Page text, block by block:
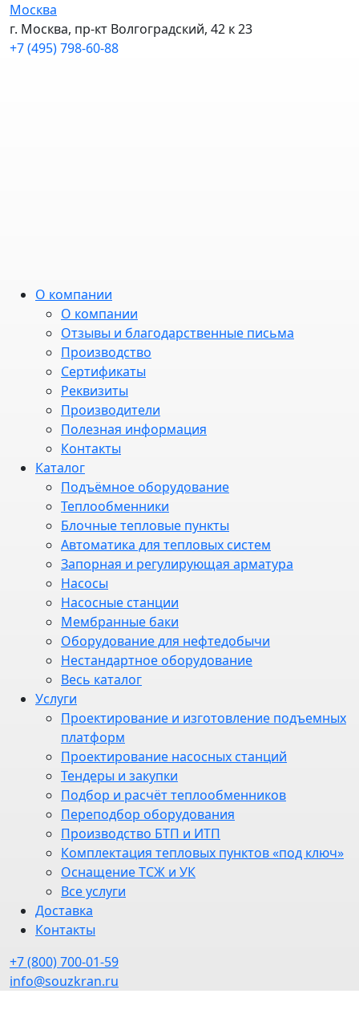
Москва
г. Москва, пр-кт Волгоградский, 42 к 23
+7 (495) 798-60-88
О компании
О компании
Отзывы и благодарственные письма
Производство
Сертификаты
Реквизиты
Производители
Полезная информация
Контакты
Каталог
Подъёмное оборудование
Теплообменники
Блочные тепловые пункты
Автоматика для тепловых систем
Запорная и регулирующая арматура
Насосы
Насосные станции
Мембранные баки
Оборудование для нефтедобычи
Нестандартное оборудование
Весь каталог
Услуги
Проектирование и изготовление подъемных
платформ
Проектирование насосных станций
Тендеры и закупки
Подбор и расчёт теплообменников
Переподбор оборудования
Производство БТП и ИТП
Комплектация тепловых пунктов «под ключ»
Оснащение ТСЖ и УК
Все услуги
Доставка
Контакты
+7 (800) 700-01-59
info@souzkran.ru